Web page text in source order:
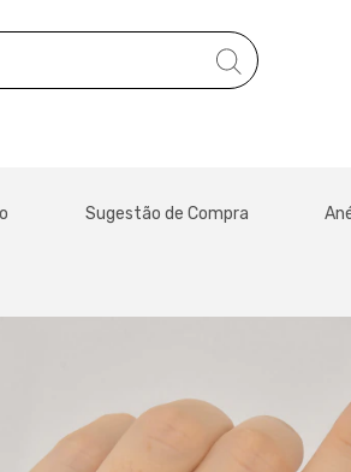
Sugestão de Compra